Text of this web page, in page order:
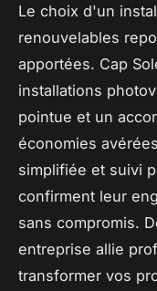
Le choix d'un
renouvelables
apportées. Cap
installations
pointue et un
économies
simplifiée et suivi
confirment leur
sans compromis.
entreprise allie
transformer vos